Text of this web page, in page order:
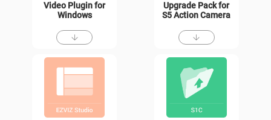
Video Plugin for
Windows
Upgrade Pack for
S5 Action Camera